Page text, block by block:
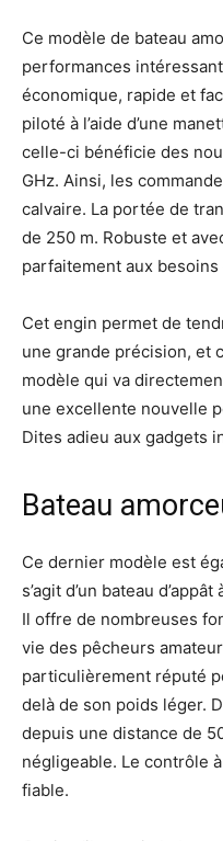
Ce modèle de bateau
performances
économique, rapide et
piloté à l’aide d’une
celle-ci bénéficie des
GHz. Ainsi, les
calvaire. La portée de
de 250 m. Robuste et
parfaitement aux
Cet engin permet de
une grande précision, et
modèle qui va
une excellente nouvelle
Dites adieu aux gadgets
Bateau
Ce dernier modèle est
s’agit d’un bateau
Il offre de nombreuses
vie des pêcheurs
particulièrement réputé
delà de son poids léger.
depuis une distance de
négligeable. Le contrôle
fiable.